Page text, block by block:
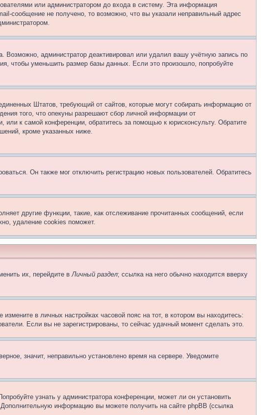
или администратором до входа в систему. Эта информация
сообщение не получено, то возможно, что вы указали неправильный адрес
Возможно, администратор деактивировал или удалил вашу учётную запись по
чтобы уменьшить размер базы данных. Если это произошло, попробуйте
Штатов, требующий от сайтов, которые могут собирать информацию от
того, что опекуны разрешают сбор личной информации от
к самой конференции, обратитесь за помощью к юрисконсульту. Обратите
кроме указанных ниже.
Он также мог отключить регистрацию новых пользователей. Обратитесь
другие функции, такие, как отслеживание прочитанных сообщений, если
удаление cookies поможет.
их, перейдите вЛичный раздел; ссылка на него обычно находится вверху
в личных настройках часовой пояс на тот, в котором вы находитесь:
Если вы не зарегистрированы, то сейчас удачный момент сделать это.
значит, неправильно установлено время на сервере. Уведомите
узнать у администратора конференции, может ли он установить
информацию вы можете получить на сайте phpBB (ссылка